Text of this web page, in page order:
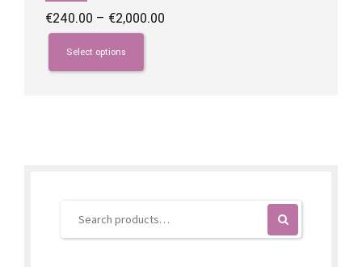
€240.00 – €2,000.00
Select options
This
product
has
product